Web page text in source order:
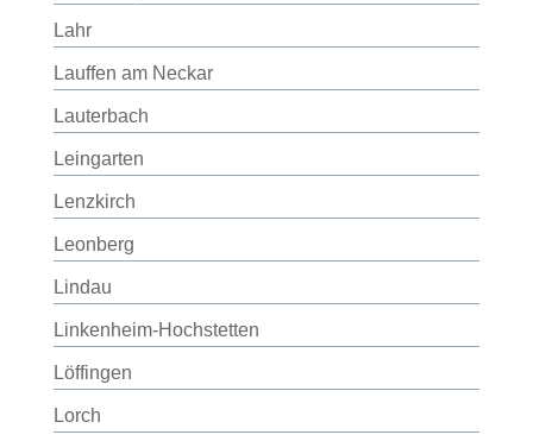
Lahr
Lauffen am Neckar
Lauterbach
Leingarten
Lenzkirch
Leonberg
Lindau
Linkenheim-Hochstetten
Löffingen
Lorch